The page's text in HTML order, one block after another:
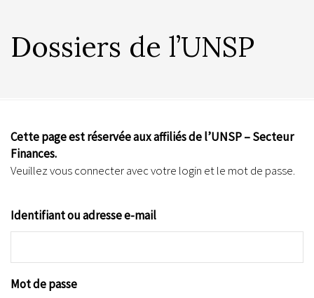
Dossiers de l’UNSP
Cette page est réservée aux affiliés de l’UNSP – Secteur
Finances.
Veuillez vous connecter avec votre login et le mot de passe.
Identifiant ou adresse e-mail
Mot de passe